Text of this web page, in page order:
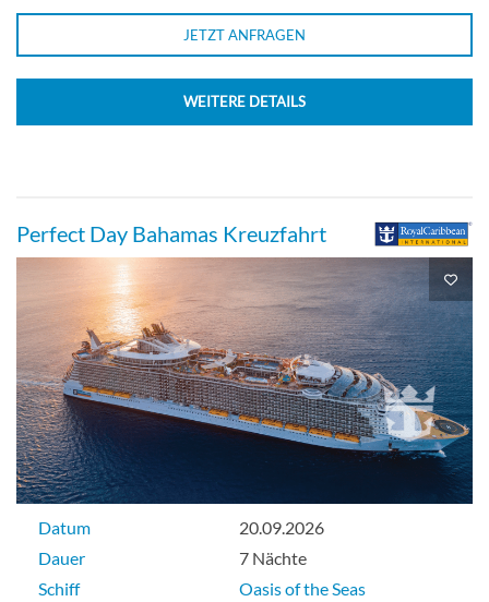
Schlafzimmern-[A2]
Suite
Aqua-Theater-Suite mit Balkon-[A3]
JETZT ANFRAGEN
WEITERE DETAILS
Perfect Day Bahamas Kreuzfahrt
Datum
20.09.2026
Dauer
7 Nächte
Schiff
Oasis of the Seas